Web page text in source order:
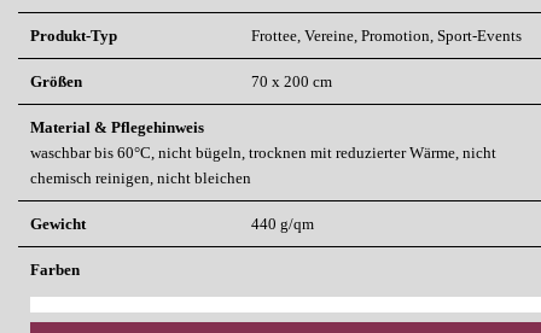
Produkt-Typ Frottee, Vereine, Promotion, Sport-Events
Größen 70 x 200 cm
Material & Pflegehinweis
waschbar bis 60°C, nicht bügeln, trocknen mit reduzierter Wärme, nicht
chemisch reinigen, nicht bleichen
Gewicht 440 g/qm
Farben